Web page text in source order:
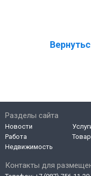
Контакты для
Разделы сайта
Новости
Работа
Недвижимость